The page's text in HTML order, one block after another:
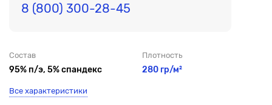
8 (800) 300-28-45
Состав
95% п/э, 5% спандекс
Плотность
280 гр/м²
Все характеристики